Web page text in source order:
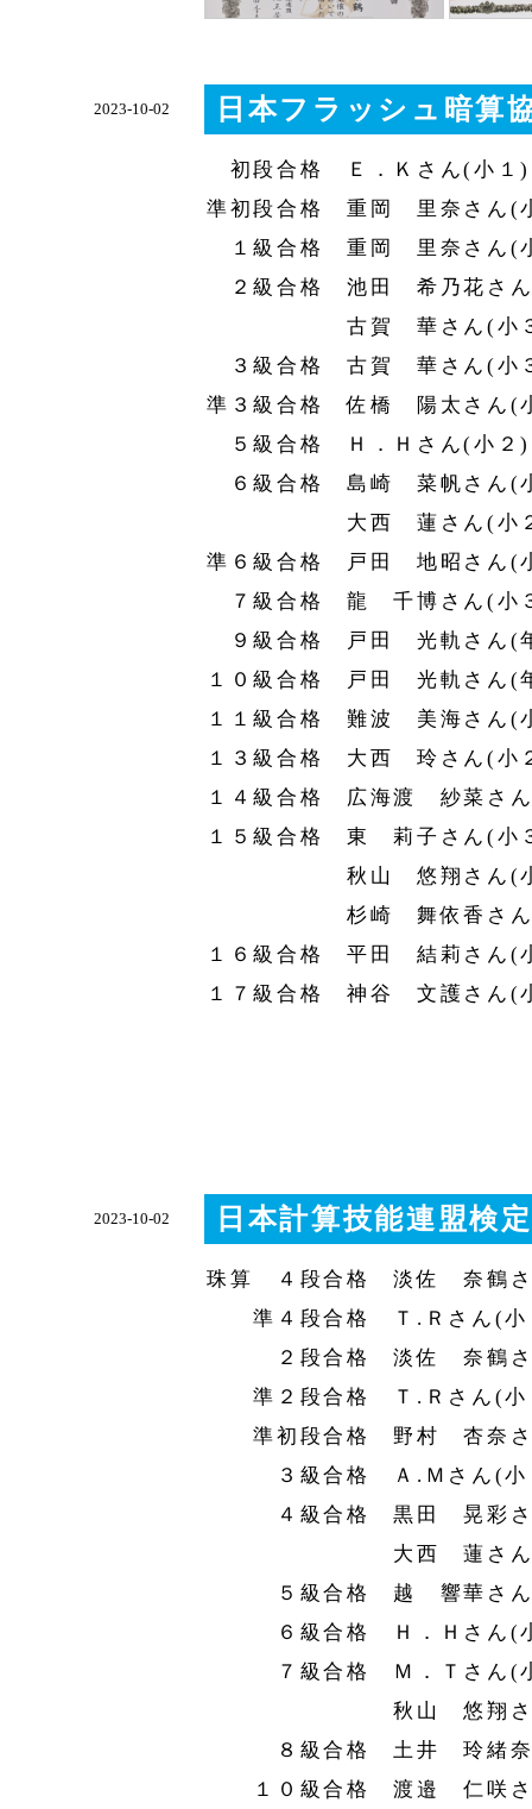
2023-10-02 日本フラッシュ暗算
初段合格 Ｅ．Ｋさん(小１)
準初段合格 重岡 里奈さん(
１級合格 重岡 里奈さん(
２級合格 池田 希乃花さ
古賀 華さん(小
３級合格 古賀 華さん(小
準３級合格 佐橋 陽太さん(
５級合格 Ｈ．Ｈさん(小
６級合格 島崎 菜帆さん(
大西 蓮さん(小
準６級合格 戸田 地昭さん(
７級合格 龍 千博さん(小
９級合格 戸田 光軌さん(
１０級合格 戸田 光軌さん(
１１級合格 難波 美海さん(
１３級合格 大西 玲さん(小
１４級合格 広海渡 紗菜さ
１５級合格 東 莉子さん(
秋山 悠翔さん(小
杉崎 舞依香さん(
１６級合格 平田 結莉さん(
１７級合格 神谷
2023-10-02 日本計算技能連盟検
珠算 ４段合格 淡佐 奈鶴
準４段合格 Ｔ.Ｒさん(
２段合格 淡佐 奈鶴さ
準２段合格 Ｔ.Ｒさん(小
準初段合格 野村 杏奈さ
３級合格 Ａ.Ｍさん(小
４級合格 黒田 晃彩さ
大西 蓮さん(
５級合格 越 響華さん
６級合格 Ｈ．Ｈさん(
７級合格 Ｍ．Ｔさん(
秋山 悠翔さん(
８級合格 土井 玲緒奈
１０級合格 渡邉 仁咲さ